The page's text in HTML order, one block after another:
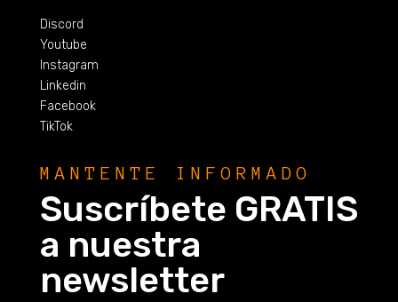
Discord
Youtube
Instagram
Linkedin
Facebook
TikTok
MANTENTE INFORMADO
Suscríbete GRATIS
a nuestra
newsletter